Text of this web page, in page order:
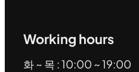
Working hours
화 ~ 목 : 10:00 ~ 19:00